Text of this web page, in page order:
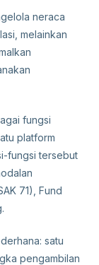
neraca
melainkan
fungsi
platform
fungsi tersebut
71), Fund
satu
pengambilan